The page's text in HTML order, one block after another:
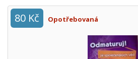
80 Kč Opotřebovaná